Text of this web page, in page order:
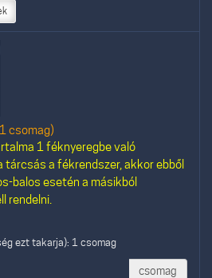
csomag)
1 féknyeregbe való
a fékrendszer, akkor ebből
balos esetén a másikból
rendelni.
ezt takarja): 1 csomag
csomag